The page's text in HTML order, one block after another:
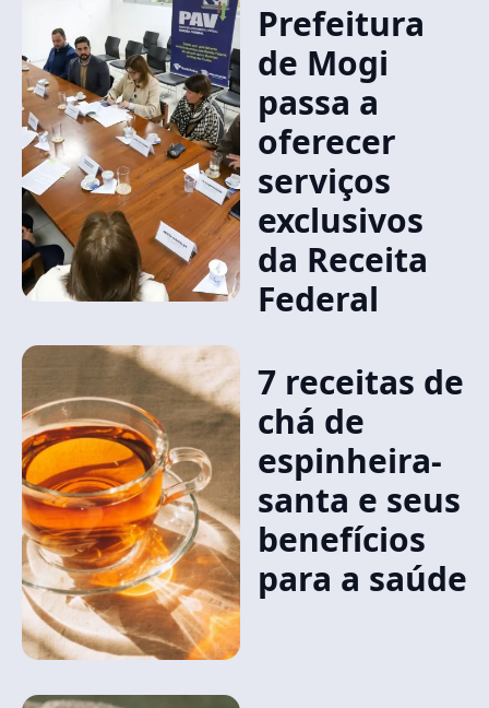
Prefeitura
de Mogi
passa a
oferecer
serviços
exclusivos
da Receita
Federal
7 receitas de
chá de
espinheira-
santa e seus
benefícios
para a saúde